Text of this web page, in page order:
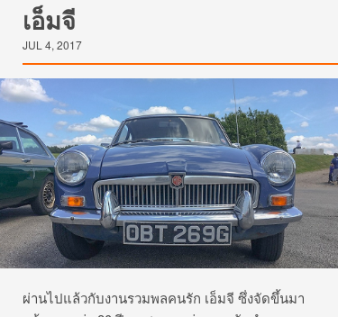
เอ็มจี
JUL 4, 2017
ผ่านไปแล้วกับงานรวมพลคนรัก เอ็มจี ซึ่งจัดขึ้นมา